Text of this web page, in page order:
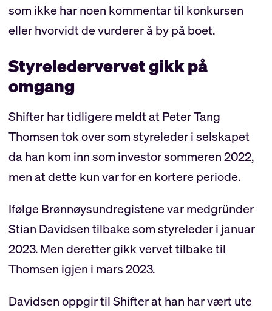
som ikke har noen kommentar til konkursen
eller hvorvidt de vurderer å by på boet.
Styreledervervet gikk på
omgang
Shifter har tidligere meldt at Peter Tang
Thomsen tok over som styreleder i selskapet
da han kom inn som investor sommeren 2022,
men at dette kun var for en kortere periode.
Ifølge Brønnøysundregistene var medgründer
Stian Davidsen tilbake som styreleder i januar
2023. Men deretter gikk vervet tilbake til
Thomsen igjen i mars 2023.
Davidsen oppgir til Shifter at han har vært ute